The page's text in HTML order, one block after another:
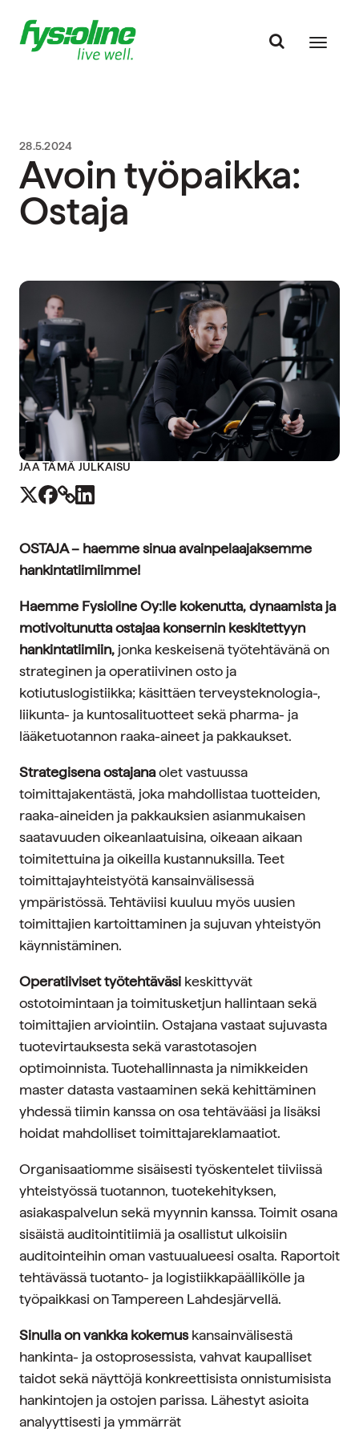
28.5.2024
Avoin työpaikka:
Ostaja
JAA TÄMÄ JULKAISU
OSTAJA – haemme sinua avainpelaajaksemme
hankintatiimiimme!
Haemme Fysioline Oy:lle kokenutta, dynaamista ja
motivoitunutta ostajaa konsernin keskitettyyn
hankintatiimiin, jonka keskeisenä työtehtävänä on
strateginen ja operatiivinen osto ja
kotiutuslogistiikka; käsittäen terveysteknologia-,
liikunta- ja kuntosalituotteet sekä pharma- ja
lääketuotannon raaka-aineet ja pakkaukset.
Strategisena ostajanaolet vastuussa
toimittajakentästä, joka mahdollistaa tuotteiden,
raaka-aineiden ja pakkauksien asianmukaisen
saatavuuden oikeanlaatuisina, oikeaan aikaan
toimitettuina ja oikeilla kustannuksilla. Teet
toimittajayhteistyötä kansainvälisessä
ympäristössä. Tehtäviisi kuuluu myös uusien
toimittajien kartoittaminen ja sujuvan yhteistyön
käynnistäminen.
Operatiiviset työtehtäväsi keskittyvät
ostotoimintaan ja toimitusketjun hallintaan sekä
toimittajien arviointiin. Ostajana vastaat sujuvasta
tuotevirtauksesta sekä varastotasojen
optimoinnista. Tuotehallinnasta ja nimikkeiden
master datasta vastaaminen sekä kehittäminen
yhdessä tiimin kanssa on osa tehtävääsi ja lisäksi
hoidat mahdolliset toimittajareklamaatiot.
Organisaatiomme sisäisesti työskentelet tiiviissä
yhteistyössä tuotannon, tuotekehityksen,
asiakaspalvelun sekä myynnin kanssa. Toimit osana
sisäistä auditointitiimiä ja osallistut ulkoisiin
auditointeihin oman vastuualueesi osalta. Raportoit
tehtävässä tuotanto- ja logistiikkapäällikölle ja
työpaikkasi on Tampereen Lahdesjärvellä.
Sinulla on vankka kokemuskansainvälisestä
hankinta- ja ostoprosessista, vahvat kaupalliset
taidot sekä näyttöjä konkreettisista onnistumisista
hankintojen ja ostojen parissa. Lähestyt asioita
analyyttisesti ja ymmärrät